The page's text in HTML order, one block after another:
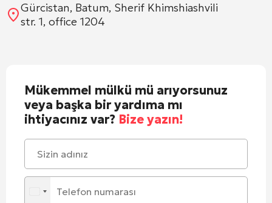
Gürcistan, Batum, Sherif Khimshiashvili
str. 1, office 1204
Mükemmel mülkü mü arıyorsunuz
veya başka bir yardıma mı
ihtiyacınız var? Bize yazın!